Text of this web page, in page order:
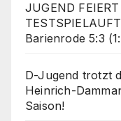
JUGEND
Barienrode 5:3
D-Jugend trotzt
Heinrich-
Saison!